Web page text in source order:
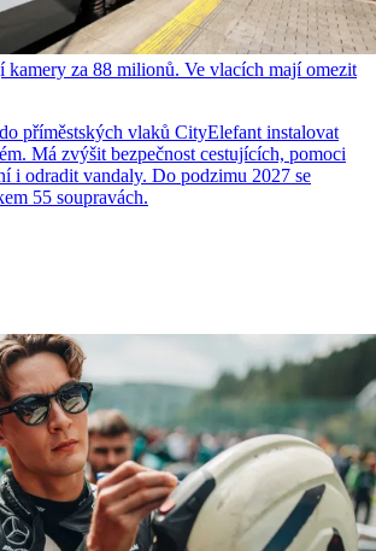
kamery za 88 milionů. Ve vlacích mají omezit
příměstských vlaků CityElefant instalovat
Má zvýšit bezpečnost cestujících, pomoci
i odradit vandaly. Do podzimu 2027 se
55 soupravách.